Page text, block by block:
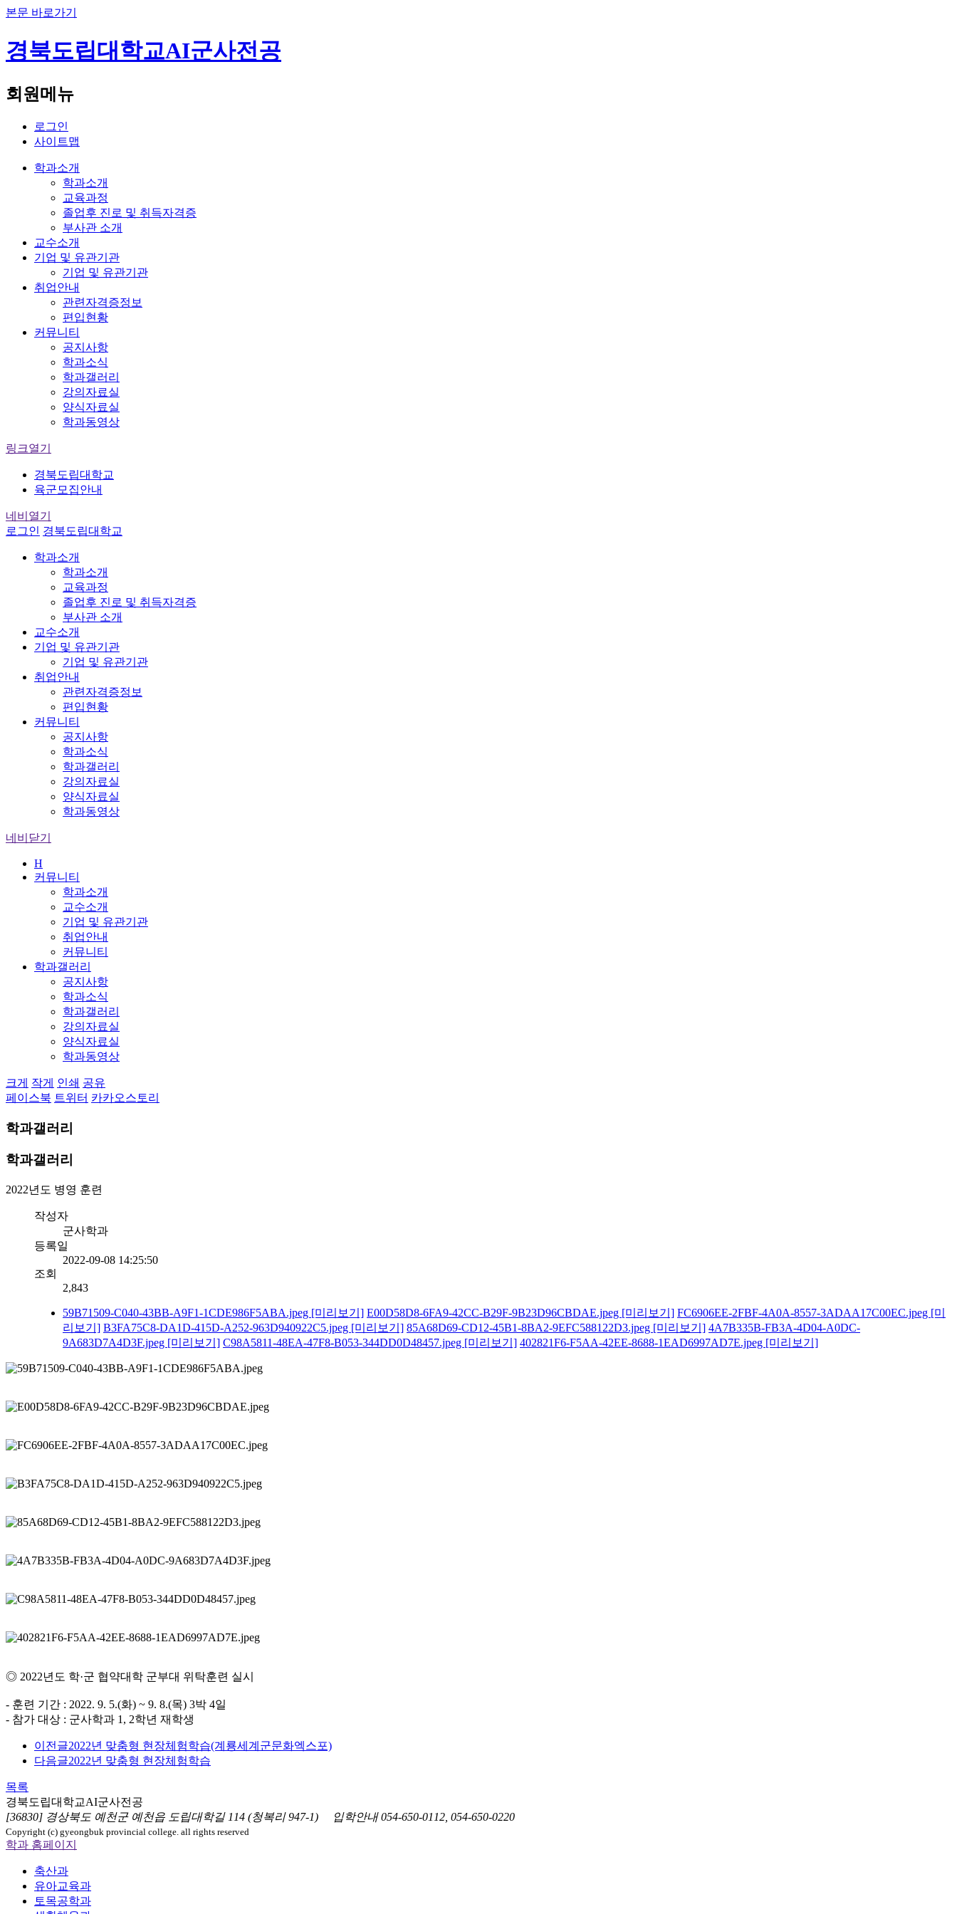
본문 바로가기
경북도립대학교AI군사전공
회원메뉴
로그인
사이트맵
학과소개
학과소개
교육과정
졸업후 진로 및 취득자격증
부사관 소개
교수소개
기업 및 유관기관
기업 및 유관기관
취업안내
관련자격증정보
편입현황
커뮤니티
공지사항
학과소식
학과갤러리
강의자료실
양식자료실
학과동영상
링크열기
경북도립대학교
육군모집안내
네비열기
로그인 경북도립대학교
학과소개
학과소개
교육과정
졸업후 진로 및 취득자격증
부사관 소개
교수소개
기업 및 유관기관
기업 및 유관기관
취업안내
관련자격증정보
편입현황
커뮤니티
공지사항
학과소식
학과갤러리
강의자료실
양식자료실
학과동영상
네비닫기
H
커뮤니티
학과소개
교수소개
기업 및 유관기관
취업안내
커뮤니티
학과갤러리
공지사항
학과소식
학과갤러리
강의자료실
양식자료실
학과동영상
크게 작게 인쇄 공유
페이스북 트위터 카카오스토리
학과갤러리
학과갤러리
2022년도 병영 훈련
작성자
군사학과
등록일
2022-09-08 14:25:50
조회
2,843
59B71509-C040-43BB-A9F1-1CDE986F5ABA.jpeg [미리보기] E00D58D8-6FA9-42CC-B29F-9B23D96CBDAE.jpeg [미리보기] FC6906EE-2FBF-4A0A-8557-3ADAA17C00EC.jpeg [미
리보기] B3FA75C8-DA1D-415D-A252-963D940922C5.jpeg [미리보기] 85A68D69-CD12-45B1-8BA2-9EFC588122D3.jpeg [미리보기] 4A7B335B-FB3A-4D04-A0DC-
9A683D7A4D3F.jpeg [미리보기] C98A5811-48EA-47F8-B053-344DD0D48457.jpeg [미리보기] 402821F6-F5AA-42EE-8688-1EAD6997AD7E.jpeg [미리보기]
◎ 2022년도 학·군 협약대학 군부대 위탁훈련 실시
- 훈련 기간 : 2022. 9. 5.(화) ~ 9. 8.(목) 3박 4일
- 참가 대상 : 군사학과 1, 2학년 재학생
이전글2022년 맞춤형 현장체험학습(계룡세계군문화엑스포)
다음글2022년 맞춤형 현장체험학습
목록
경북도립대학교AI군사전공
[36830] 경상북도 예천군 예천읍 도립대학길 114 (청복리 947-1)
입학안내054-650-0112, 054-650-0220
Copyright (c) gyeongbuk provincial college. all rights reserved
학과 홈페이지
축산과
유아교육과
토목공학과